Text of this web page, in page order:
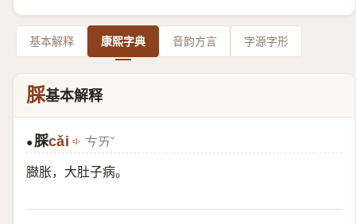
基本解释 康熙字典 音韵方言 字源字形
䐆基本解释
●䐆cǎi ㄘㄞˇ
臌胀，大肚子病。